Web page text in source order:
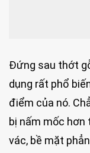
Đứng sau thớt
dụng rất phổ
điểm của nó.
bị nấm mốc hơn
vác, bề mặt